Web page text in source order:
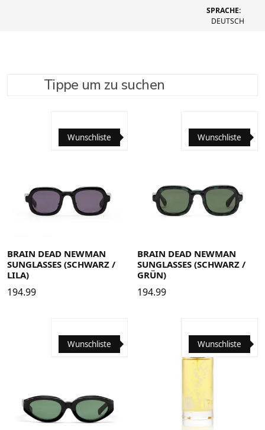
SPRACHE:
DEUTSCH
Tippe um zu suchen
SUCHE VERFEINERN EMPFOHLEN
Wunschliste
BRAIN DEAD NEWMAN
SUNGLASSES (SCHWARZ /
LILA)
194.99
Wunschliste
BRAIN DEAD NEWMAN
SUNGLASSES (SCHWARZ /
GRÜN)
194.99
Wunschliste Wunschliste